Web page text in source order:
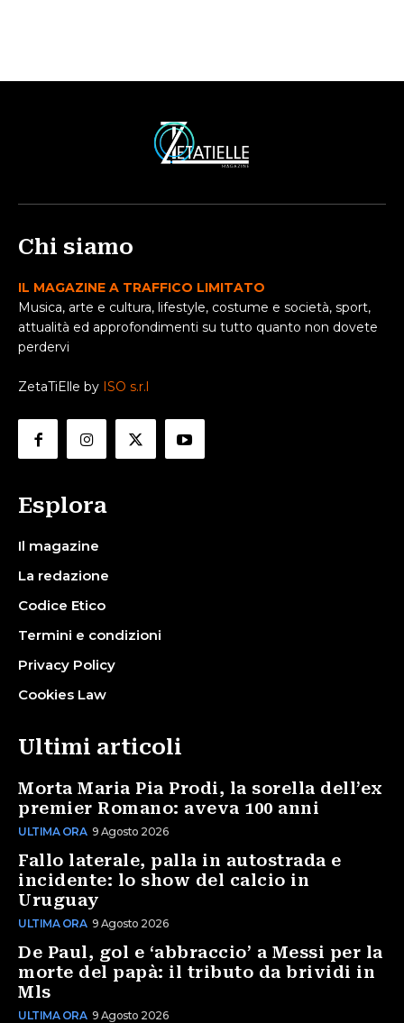
Chi siamo
IL MAGAZINE A TRAFFICO LIMITATO
Musica, arte e cultura, lifestyle, costume e società, sport,
attualità ed approfondimenti su tutto quanto non dovete
perdervi
ZetaTiElle by ISO s.r.l
Esplora
Il magazine
La redazione
Codice Etico
Termini e condizioni
Privacy Policy
Cookies Law
Ultimi articoli
Morta Maria Pia Prodi, la sorella dell’ex
premier Romano: aveva 100 anni
ULTIMA ORA 9 Agosto 2026
Fallo laterale, palla in autostrada e
incidente: lo show del calcio in
Uruguay
ULTIMA ORA 9 Agosto 2026
De Paul, gol e ‘abbraccio’ a Messi per la
morte del papà: il tributo da brividi in
Mls
ULTIMA ORA 9 Agosto 2026